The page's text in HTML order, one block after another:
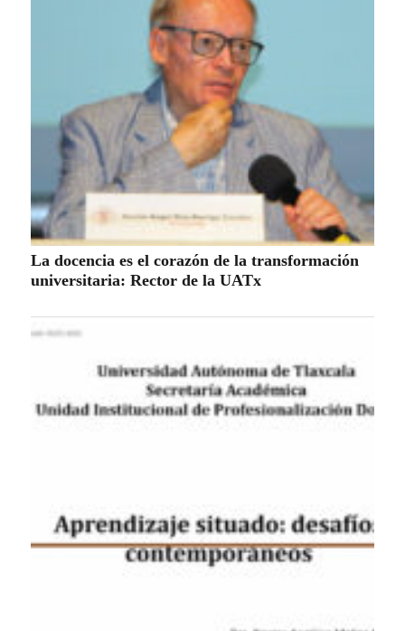
La docencia es el corazón de la transformación
universitaria: Rector de la UATx